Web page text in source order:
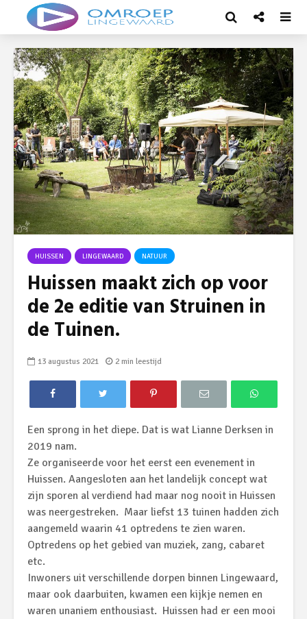
HUISSEN LINGEWAARD NATUUR
Huissen maakt zich op voor
de 2e editie van Struinen in
de Tuinen.
13 augustus 2021 2 min leestijd
Een sprong in het diepe. Dat is wat Lianne Derksen in
2019 nam.
Ze organiseerde voor het eerst een evenement in
Huissen. Aangesloten aan het landelijk concept wat
zijn sporen al verdiend had maar nog nooit in Huissen
was neergestreken. Maar liefst 13 tuinen hadden zich
aangemeld waarin 41 optredens te zien waren.
Optredens op het gebied van muziek, zang, cabaret
etc.
Inwoners uit verschillende dorpen binnen Lingewaard,
maar ook daarbuiten, kwamen een kijkje nemen en
waren unaniem enthousiast. Huissen had er een mooi